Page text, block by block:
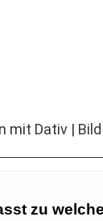
mit Dativ |